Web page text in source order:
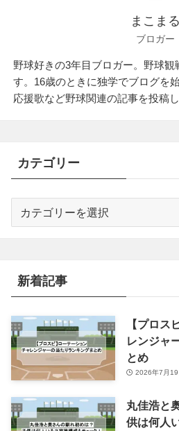
まこまる
ブロガー
野球好きの3年目ブロガー。野球
す。16歳のときに独学でブログを
応援歌など野球関連の記事を投稿し
カテゴリー
ー
新着記事
【プロス
レンジャ
とめ
2026年7月19
丸佳浩と
供は何人